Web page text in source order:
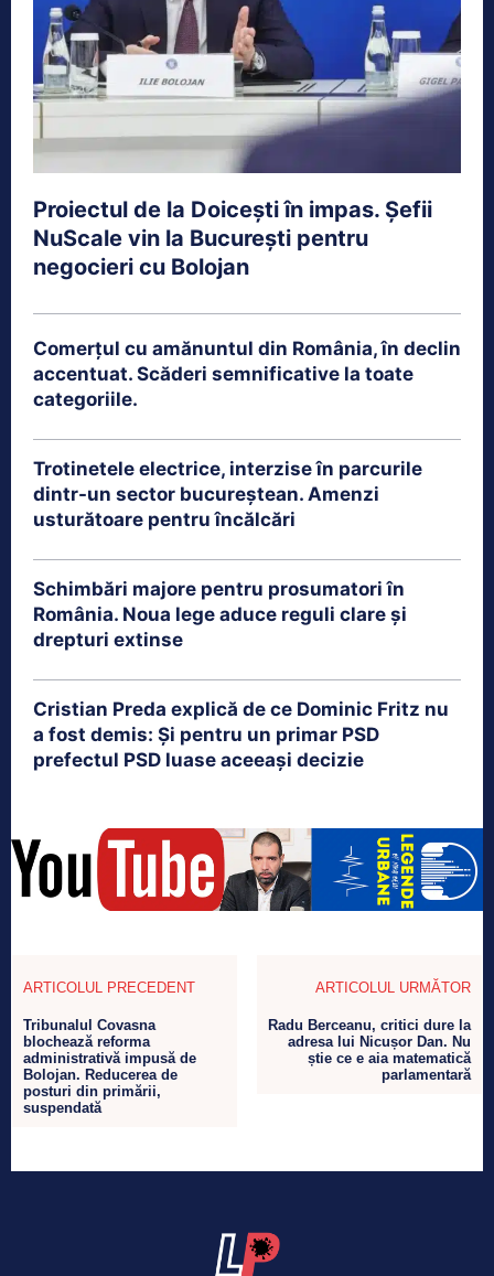
Proiectul de la Doicești în impas. Șefii
NuScale vin la București pentru
negocieri cu Bolojan
Comerțul cu amănuntul din România, în declin
accentuat. Scăderi semnificative la toate
categoriile.
Trotinetele electrice, interzise în parcurile
dintr-un sector bucureștean. Amenzi
usturătoare pentru încălcări
Schimbări majore pentru prosumatori în
România. Noua lege aduce reguli clare și
drepturi extinse
Cristian Preda explică de ce Dominic Fritz nu
a fost demis: Și pentru un primar PSD
prefectul PSD luase aceeași decizie
ARTICOLUL PRECEDENT
Tribunalul Covasna
blochează reforma
administrativă impusă de
Bolojan. Reducerea de
posturi din primării,
suspendată
ARTICOLUL URMĂTOR
Radu Berceanu, critici dure la
adresa lui Nicușor Dan. Nu
știe ce e aia matematică
parlamentară